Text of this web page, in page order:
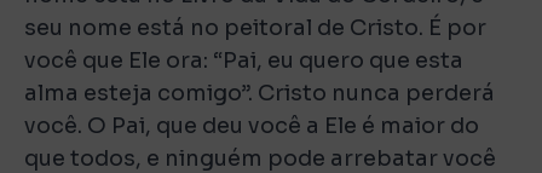
seu nome está no peitoral de Cristo. É por
você que Ele ora: “Pai, eu quero que esta
alma esteja comigo”. Cristo nunca perderá
você. O Pai, que deu você a Ele é maior do
que todos, e ninguém pode arrebatar você